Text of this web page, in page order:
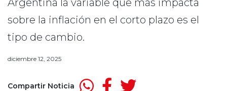
Argentina la variable que más impacta
sobre la inflación en el corto plazo es el
tipo de cambio.
diciembre 12, 2025
Compartir Noticia